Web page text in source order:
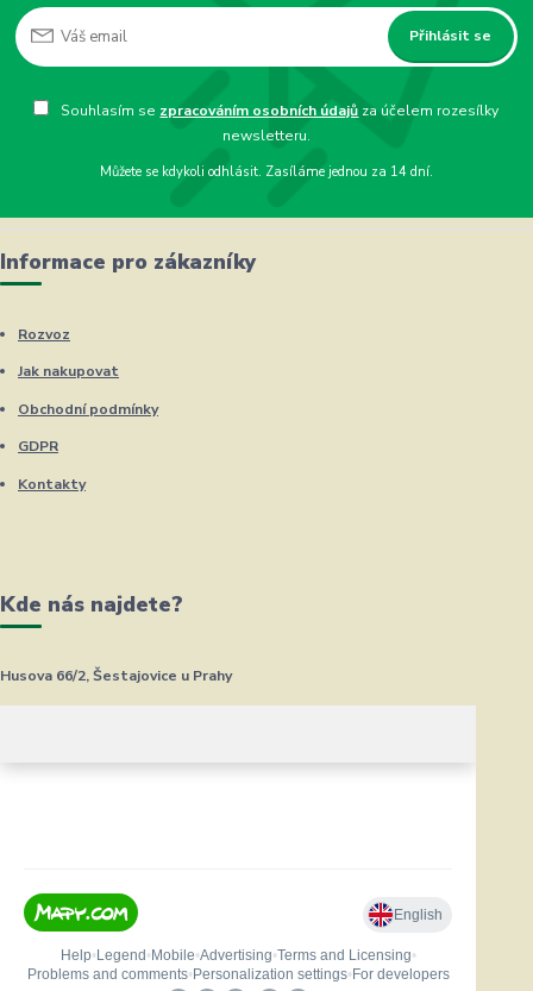
Přihlásit se
Souhlasím se zpracováním osobních údajů za účelem rozesílky
newsletteru.
Můžete se kdykoli odhlásit. Zasíláme jednou za 14 dní.
Informace pro zákazníky
Rozvoz
Jak nakupovat
Obchodní podmínky
GDPR
Kontakty
Kde nás najdete?
Husova 66/2, Šestajovice u Prahy